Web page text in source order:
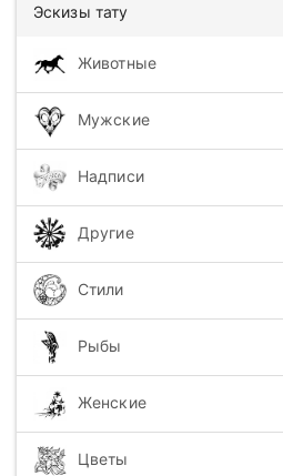
Эскизы тату
Животные
Мужские
Надписи
Другие
Стили
Рыбы
Женские
Цветы